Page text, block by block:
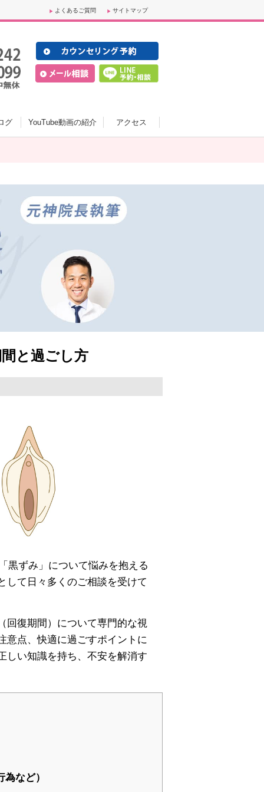
よくあるご質問 サイトマップ
グ YouTube動画の紹介 アクセス
と過ごし方
黒ずみ」について悩みを抱える
して日々多くのご相談を受けて
回復期間）について専門的な視
意点、快適に過ごすポイントに
しい知識を持ち、不安を解消す
など）